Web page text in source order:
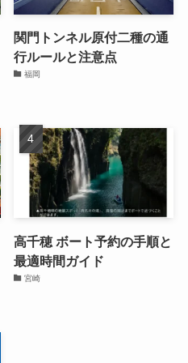
関門トンネル原付二種の通
行ルールと注意点
福岡
高千穂 ボート予約の手順と
最適時間ガイド
宮崎